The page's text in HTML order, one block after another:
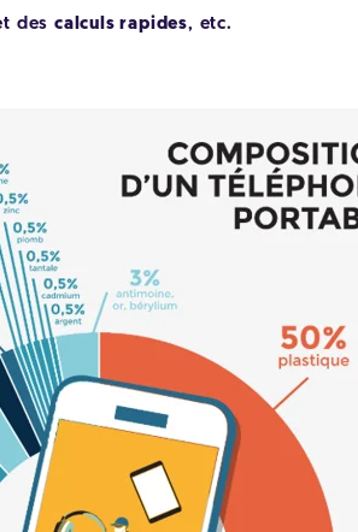
des calculs rapides, etc.